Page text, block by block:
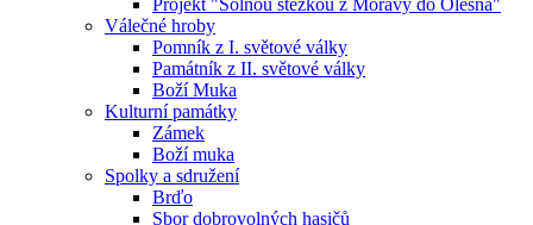
Válečné hroby
Pomník z I. světové války
Památník z II. světové války
Boží Muka
Kulturní památky
Zámek
Boží muka
Spolky a sdružení
Brďo
Sbor dobrovolných hasičů